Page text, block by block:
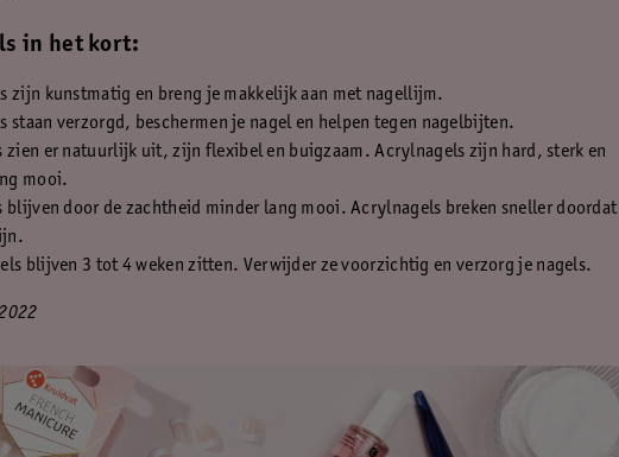
in het kort:
zijn kunstmatig en breng je makkelijk aan met nagellijm.
staan verzorgd, beschermen je nagel en helpen tegen nagelbijten.
zien er natuurlijk uit, zijn flexibel en buigzaam. Acrylnagels zijn hard, sterk en
mooi.
blijven door de zachtheid minder lang mooi. Acrylnagels breken sneller doordat
blijven 3 tot 4 weken zitten. Verwijder ze voorzichtig en verzorg je nagels.